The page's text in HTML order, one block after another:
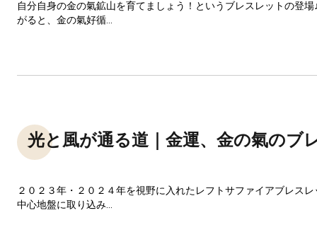
自分自身の金の氣鉱山を育てましょう！というブレスレットの登
がると、金の氣好循...
光と風が通る道｜金運、金の氣のブ
２０２３年・２０２４年を視野に入れたレフトサファイアブレス
中心地盤に取り込み...